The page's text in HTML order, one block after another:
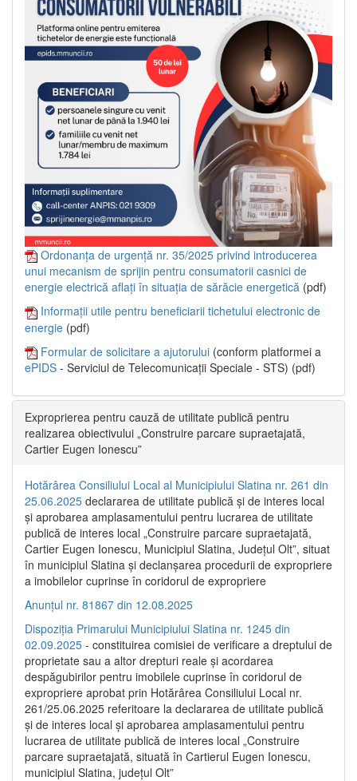
Ordonanța de urgență nr. 35/2025 privind introducerea
unui mecanism de sprijin pentru consumatorii casnici de
energie electrică aflați în situația de sărăcie energetică (pdf)
Informații utile pentru beneficiarii tichetului electronic de
energie (pdf)
Formular de solicitare a ajutorului (conform platformei a
ePIDS - Serviciul de Telecomunicații Speciale - STS) (pdf)
Exproprierea pentru cauză de utilitate publică pentru
realizarea obiectivului „Construire parcare supraetajată,
Cartier Eugen Ionescu”
Hotărârea Consiliului Local al Municipiului Slatina nr. 261 din
25.06.2025 declararea de utilitate publică și de interes local
și aprobarea amplasamentului pentru lucrarea de utilitate
publică de interes local „Construire parcare supraetajată,
Cartier Eugen Ionescu, Municipiul Slatina, Județul Olt”, situat
în municipiul Slatina și declanșarea procedurii de expropriere
a imobilelor cuprinse în coridorul de expropriere
Anunțul nr. 81867 din 12.08.2025
Dispoziția Primarului Municipiului Slatina nr. 1245 din
02.09.2025 - constituirea comisiei de verificare a dreptului de
proprietate sau a altor drepturi reale și acordarea
despăgubirilor pentru imobilele cuprinse în coridorul de
expropriere aprobat prin Hotărârea Consiliului Local nr.
261/25.06.2025 referitoare la declararea de utilitate publică
și de interes local și aprobarea amplasamentului pentru
lucrarea de utilitate publică de interes local „Construire
parcare supraetajată, situată în Cartierul Eugen Ionescu,
municipiul Slatina, județul Olt”